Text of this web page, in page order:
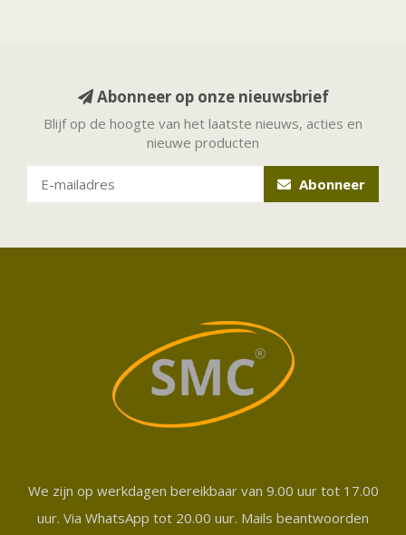
Abonneer op onze nieuwsbrief
Blijf op de hoogte van het laatste nieuws, acties en
nieuwe producten
Abonneer
We zijn op werkdagen bereikbaar van 9.00 uur tot 17.00
uur. Via WhatsApp tot 20.00 uur. Mails beantwoorden